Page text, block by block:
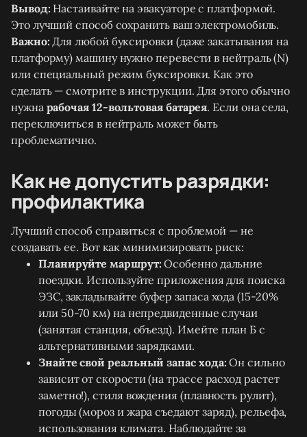
Вывод: Настаивайте на эвакуаторе с платформой.
Это лучший способ сохранить ваш электромобиль.
Важно: Для любой буксировки (даже закатывания на
платформу) машину нужно перевести в нейтраль (N)
или специальный режим буксировки. Как это
сделать — смотрите в инструкции. Для этого обычно
нужна рабочая 12-вольтовая батарея. Если она села,
переключиться в нейтраль может быть
проблематично.
Как не допустить разрядки:
профилактика
Лучший способ справиться с проблемой — не
создавать ее. Вот как минимизировать риск:
Планируйте маршрут: Особенно дальние
поездки. Используйте приложения для поиска
ЭЗС, закладывайте буфер запаса хода (15-20%
или 50-70 км) на непредвиденные случаи
(занятая станция, объезд). Имейте план Б с
альтернативными зарядками.
Знайте свой реальный запас хода: Он сильно
зависит от скорости (на трассе расход растет
заметно!), стиля вождения (плавность рулит),
погоды (мороз и жара съедают заряд), рельефа,
использования климата. Наблюдайте за